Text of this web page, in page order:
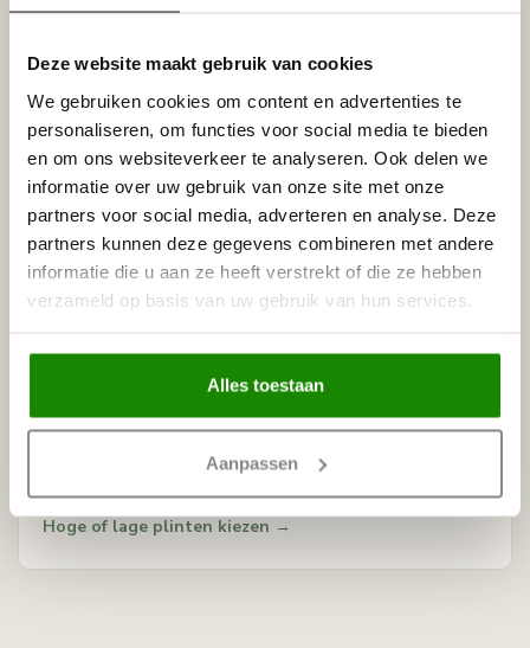
Deze website maakt gebruik van cookies
We gebruiken cookies om content en advertenties te
personaliseren, om functies voor social media te bieden
en om ons websiteverkeer te analyseren. Ook delen we
informatie over uw gebruik van onze site met onze
partners voor social media, adverteren en analyse. Deze
partners kunnen deze gegevens combineren met andere
informatie die u aan ze heeft verstrekt of die ze hebben
verzameld op basis van uw gebruik van hun services.
Alles toestaan
Aanpassen
zorgen voor een nette overgang tussen wand en vloer,
beschermen de muur en kunnen naden of kabels uit het zicht
houden. De juiste hoogte, vorm en materiaalkeuze bepalen
uiteindelijk welke plint het beste bij uw ruimte past.
BEKIJK HET ASSORTIMENT
Welke plint past bij uw interieur?
In onze webshop vindt u strakke en klassieke plinten in
verschillende hoogtes, vormen en materialen. Bekijk
Hoge of lage plinten kiezen →